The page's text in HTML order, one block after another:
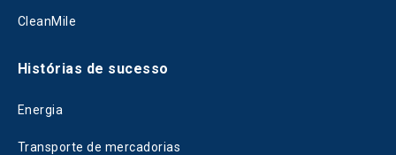
CleanMile
Histórias de sucesso
Energia
Transporte de mercadorias